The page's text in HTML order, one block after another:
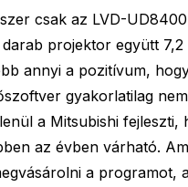
csak az LVD-
projektor együtt
annyi a pozitívum,
gyakorlatilag
a Mitsubishi fejleszti,
az évben várható.
a programot,